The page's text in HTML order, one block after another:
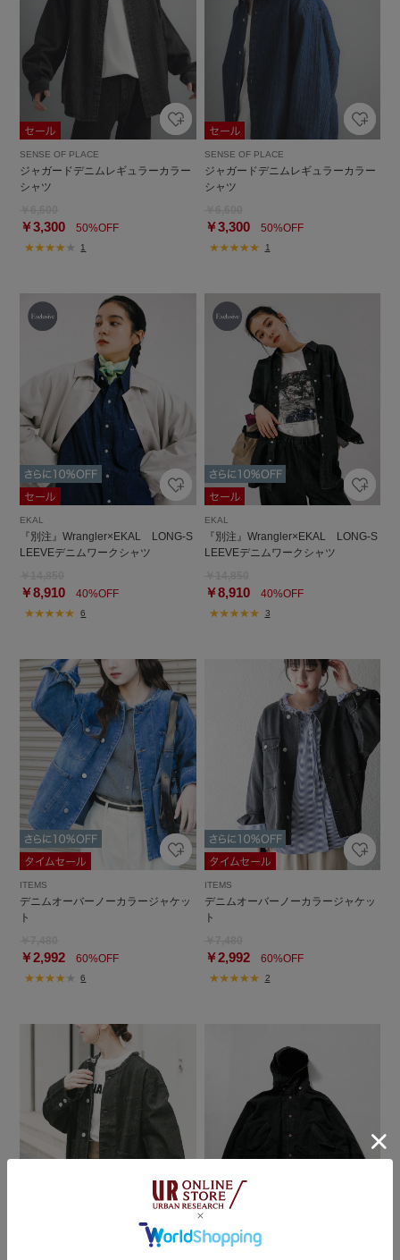
SENSE OF PLACE
ジャガードデニムレギュラーカラー
シャツ
￥3,300 50%OFF
1
SENSE OF PLACE
ジャガードデニムレギュラーカラー
シャツ
￥3,30050%OFF
1
EKAL
『別注』Wrangler×EKAL LONG-S
LEEVEデニムワークシャツ
￥8,910 40%OFF
6
EKAL
『別注』Wrangler×EKAL LONG-S
LEEVEデニムワークシャツ
￥8,91040%OFF
3
ITEMS
デニムオーバーノーカラージャケッ
ト
￥2,992 60%OFF
6
ITEMS
デニムオーバーノーカラージャケッ
ト
￥2,99260%OFF
2